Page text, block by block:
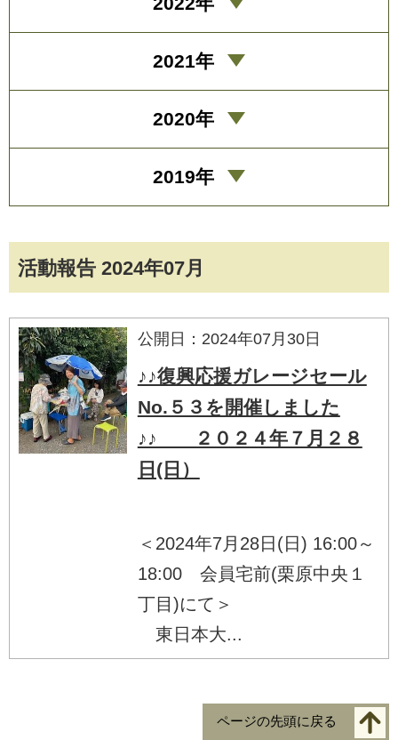
活動報告 2024年07月
公開日：2024年07月30日
♪♪復興応援ガレージセール
No.５３を開催しました
♪♪ ２０２４年７月２８
日(日）
＜2024年7月28日(日) 16:00～
18:00 会員宅前(栗原中央１
丁目)にて＞
東日本大...
2021年
2020年
2019年
ページの先頭に戻る